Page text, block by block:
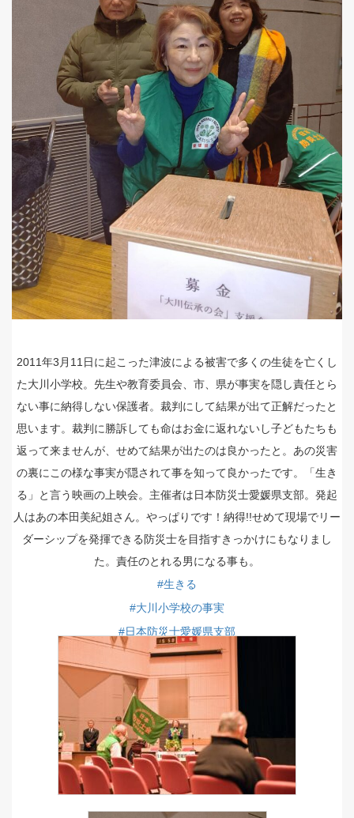
2011年3月11日に起こった津波による被害で多くの生徒を亡くし
た大川小学校。先生や教育委員会、市、県が事実を隠し責任とら
ない事に納得しない保護者。裁判にして結果が出て正解だったと
思います。裁判に勝訴しても命はお金に返れないし子どもたちも
返って来ませんが、せめて結果が出たのは良かったと。あの災害
の裏にこの様な事実が隠されて事を知って良かったです。「生き
る」と言う映画の上映会。主催者は日本防災士愛媛県支部。発起
人はあの本田美紀姐さん。やっぱりです！納得!!せめて現場でリー
ダーシップを発揮できる防災士を目指すきっかけにもなりまし
た。責任のとれる男になる事も。
#生きる
#大川小学校の事実
#日本防災士愛媛県支部